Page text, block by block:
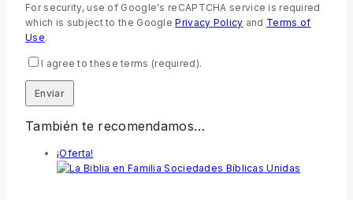
For security, use of Google's reCAPTCHA service is required
which is subject to the GooglePrivacy Policy and Terms of
Use.
I agree to these terms (required).
También te recomendamos…
¡Oferta!